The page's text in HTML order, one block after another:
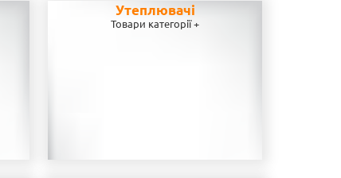
Утеплювачі
Товари категорії +